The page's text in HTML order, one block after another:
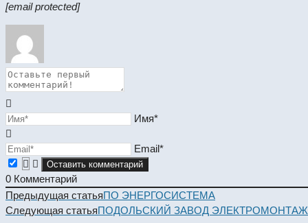
[email protected]
Имя*
Email*
0 Комментарий
Read
more
Предыдущая статьяПО ЭНЕРГОСИСТЕМА
Следующая статьяПОДОЛЬСКИЙ ЗАВОД